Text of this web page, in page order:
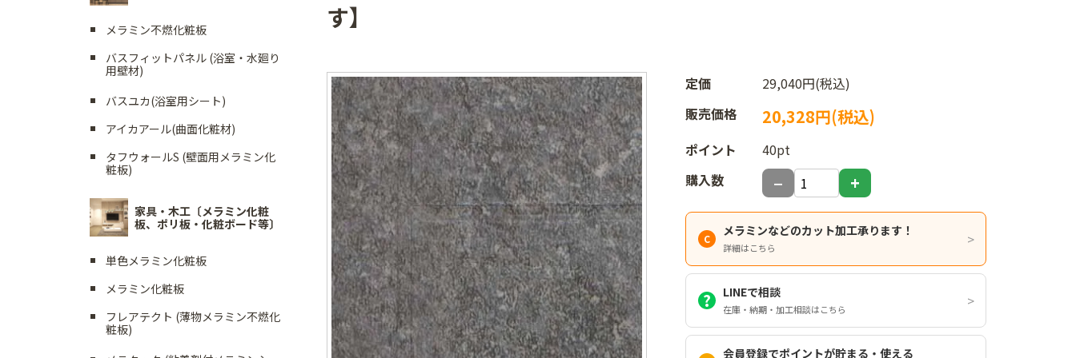
す】
定価
29,040円(税込)
販売価格
20,328円(税込)
ポイント
40pt
購入数
メラミンなどのカット加工承ります！
詳細はこちら
LINEで相談
在庫・納期・加工相談はこちら
会員登録でポイントが貯まる・使える
メラミン不燃化粧板
バスフィットパネル (浴室・水廻り
用壁材)
バスユカ(浴室用シート)
アイカアール(曲面化粧材)
タフウォールS (壁面用メラミン化
粧板)
家具・木工〔メラミン化粧
板、ポリ板・化粧ボード等〕
単色メラミン化粧板
メラミン化粧板
フレアテクト (薄物メラミン不燃化
粧板)